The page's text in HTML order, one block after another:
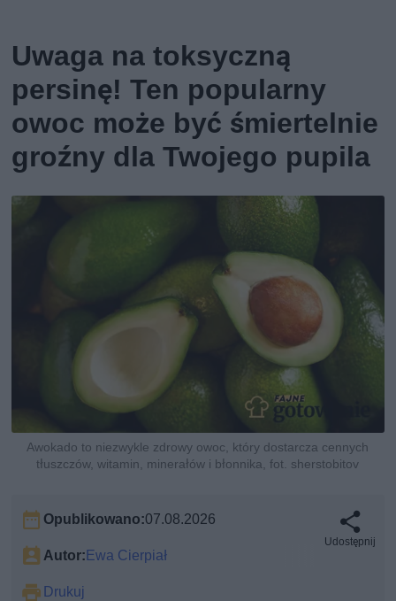
Uwaga na toksyczną
persinę! Ten popularny
owoc może być śmiertelnie
groźny dla Twojego pupila
Awokado to niezwykle zdrowy owoc, który dostarcza cennych
tłuszczów, witamin, minerałów i błonnika, fot. sherstobitov
Opublikowano:07.08.2026
Autor:Ewa Cierpiał
Drukuj
Udostępnij